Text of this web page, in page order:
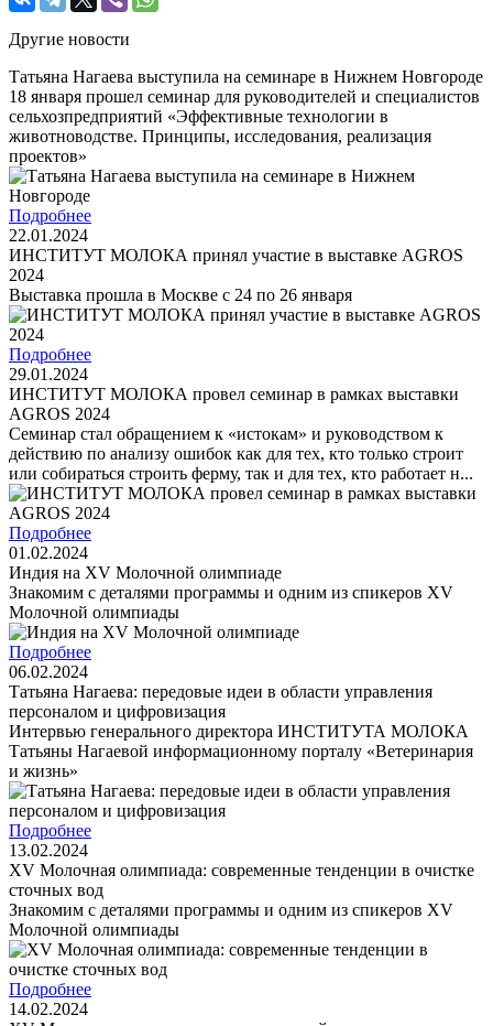
Другие новости
Татьяна Нагаева выступила на семинаре в Нижнем Новгороде
18 января прошел семинар для руководителей и специалистов
сельхозпредприятий «Эффективные технологии в
животноводстве. Принципы, исследования, реализация
проектов»
Подробнее
22.01.2024
ИНСТИТУТ МОЛОКА принял участие в выставке AGROS
2024
Выставка прошла в Москве с 24 по 26 января
Подробнее
29.01.2024
ИНСТИТУТ МОЛОКА провел семинар в рамках выставки
AGROS 2024
Семинар стал обращением к «истокам» и руководством к
действию по анализу ошибок как для тех, кто только строит
или собираться строить ферму, так и для тех, кто работает н...
Подробнее
01.02.2024
Индия на XV Молочной олимпиаде
Знакомим с деталями программы и одним из спикеров XV
Молочной олимпиады
Подробнее
06.02.2024
Татьяна Нагаева: передовые идеи в области управления
персоналом и цифровизация
Интервью генерального директора ИНСТИТУТА МОЛОКА
Татьяны Нагаевой информационному порталу «Ветеринария
и жизнь»
Подробнее
13.02.2024
XV Молочная олимпиада: современные тенденции в очистке
сточных вод
Знакомим с деталями программы и одним из спикеров XV
Молочной олимпиады
Подробнее
14.02.2024